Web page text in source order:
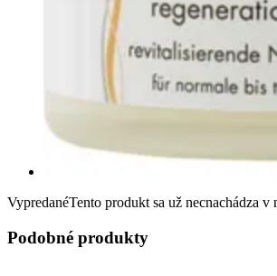
VypredanéTento produkt sa už necnachádza v
Podobné produkty